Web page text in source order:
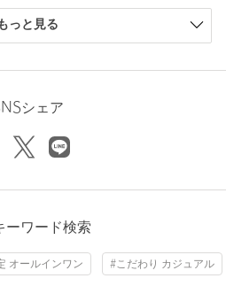
をぜひ。
購入サイズ：M
｜
っと見る
シェア
ーワード検索
オールインワン #こだわり カジュアル